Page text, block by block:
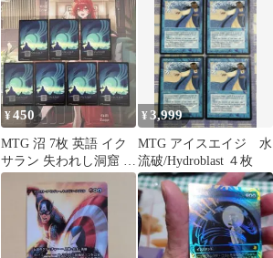
¥450
MTG 沼 7枚 英語 イク
サラン 失われし洞窟 基
本土地
¥3,999
MTG アイスエイジ 水
流破/Hydroblast ４枚